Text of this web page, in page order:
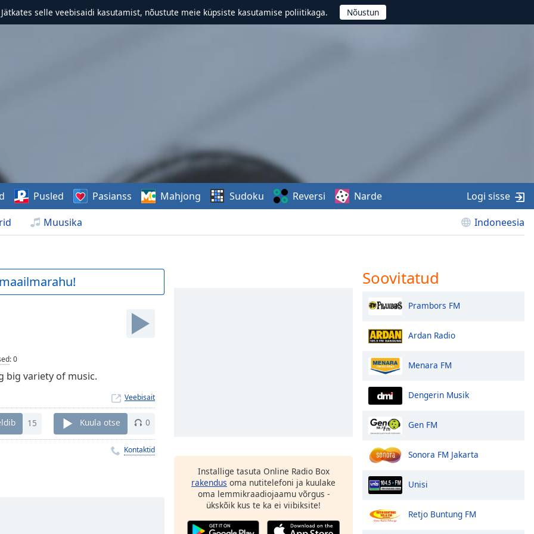
Jätkates selle veebisaidi kasutamist, nõustute meie küpsiste kasutamise poliitikaga.
Muusika Indoneesia
Pusled Pasianss Mahjong Sudoku Reversi Narde Logi sisse
:0
big variety of music.
Veebisait
15 Kuula otse 0
Kontaktid
Installige tasuta Online Radio Box
rakendus oma nutitelefoni ja kuulake
oma lemmikraadiojaamu võrgus -
ükskõik kus te ka ei viibiksite!
Soovitatud
Prambors FM
Ardan Radio
Menara FM
Dengerin Musik
Gen FM
Sonora FM Jakarta
Unisi
Retjo Buntung FM